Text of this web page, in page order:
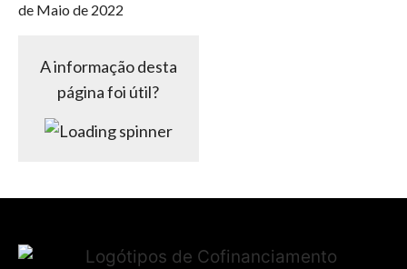
de Maio de 2022
A informação desta
página foi útil?